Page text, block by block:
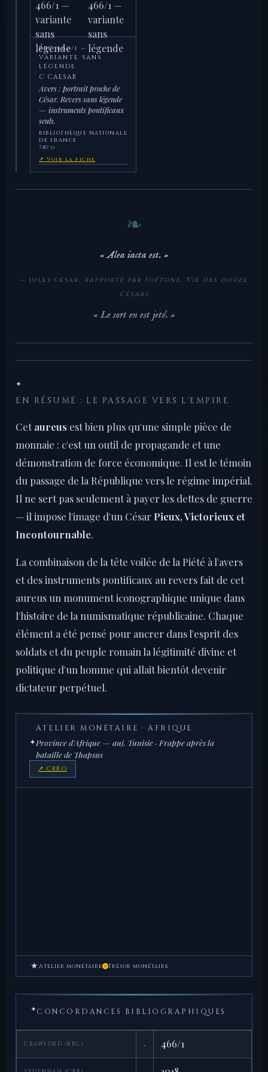
RRC 466/1 —
VARIANTE SANS
LÉGENDE
C CAESAR
Avers : portrait proche de
César. Revers sans légende
— instruments pontificaux
seuls.
BIBLIOTHÈQUE NATIONALE
DE FRANCE
7,87 g
↗ Voir la fiche
« Alea iacta est. »
— Jules César, rapporté par Suétone, Vie des douze
Césars
« Le sort en est jeté. »
✦
EN RÉSUMÉ : LE PASSAGE VERS L'EMPIRE
Cetaureus est bien plus qu'une simple pièce de
monnaie : c'est un outil de propagande et une
démonstration de force économique. Il est le témoin
du passage de la République vers le régime impérial.
Il ne sert pas seulement à payer les dettes de guerre
— il impose l'image d'un César Pieux, Victorieux et
Incontournable.
La combinaison de la tête voilée de la Piété à l'avers
et des instruments pontificaux au revers fait de cet
aureus un monument iconographique unique dans
l'histoire de la numismatique républicaine. Chaque
élément a été pensé pour ancrer dans l'esprit des
soldats et du peuple romain la légitimité divine et
politique d'un homme qui allait bientôt devenir
dictateur perpétuel.
✦
ATELIER MONÉTAIRE · AFRIQUE
Province d'Afrique — auj. Tunisie · Frappe après la
bataille de Thapsus
↗ CRRO
★ Atelier monétaire Trésor monétaire
✦CONCORDANCES BIBLIOGRAPHIQUES
CRAWFORD (RRC) · 466/1